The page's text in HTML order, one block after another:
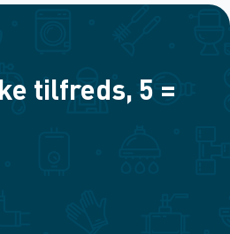
tilfreds, 5 =